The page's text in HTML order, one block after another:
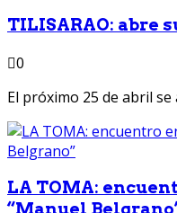
TILISARAO: abre
0
El próximo 25 de abril
LA TOMA: